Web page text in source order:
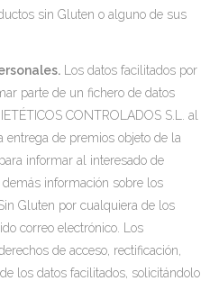
sin Gluten o alguno de sus
Los datos facilitados por
parte de un fichero de datos
CONTROLADOS S.L. al
de premios objeto de la
informar al interesado de
información sobre los
Gluten por cualquiera de los
correo electrónico. Los
de acceso, rectificación,
los datos facilitados, solicitándolo